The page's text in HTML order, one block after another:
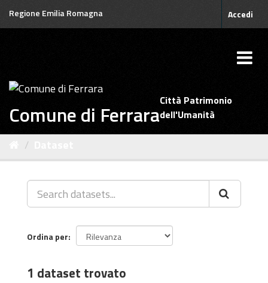
SaltaRegione Emilia Romagna Accedi
Comune di FerraraCittà Patrimonio
dell'Umanità
Ordina per
1 dataset trovato